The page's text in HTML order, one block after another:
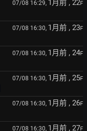
07/08 16:29, 1月前 , 22F
07/08 16:30, 1月前 , 23F
07/08 16:30, 1月前 , 24F
07/08 16:30, 1月前 , 25F
07/08 16:30, 1月前 , 26F
07/08 16:30, 1月前 , 27F